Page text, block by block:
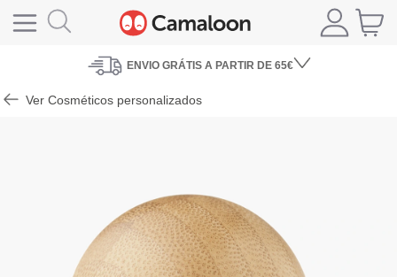
ENVIO GRÁTIS A PARTIR DE 65€
Ver Cosméticos personalizados